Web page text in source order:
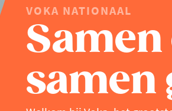
VOKA NATIONAAL
samen